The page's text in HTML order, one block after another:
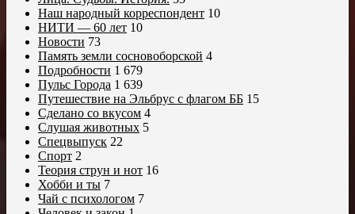
Наш народный корреспондент 10
НИТИ — 60 лет 10
Новости 73
Память земли сосновоборской 4
Подробности 1 679
Пульс Города 1 639
Путешествие на Эльбрус с флагом ББ 15
Сделано со вкусом 4
Слушая животных 5
Спецвыпуск 22
Спорт 2
Теория струн и нот 16
Хобби и ты 7
Чай с психологом 7